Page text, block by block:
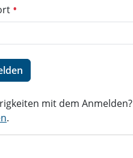
mit dem Anmelden?
.